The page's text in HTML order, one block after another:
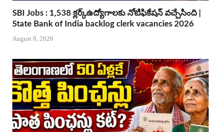
SBI Jobs : 1,538 క్లర్క్ఉద్యోగాలకు నోటిఫికేషన్ వచ్చేసింది |
State Bank of India backlog clerk vacancies 2026
August 8, 2026